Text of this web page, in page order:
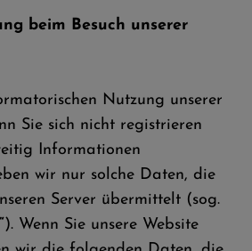
beim Besuch unserer
Nutzung unserer
Sie sich nicht registrieren
Informationen
wir nur solche Daten, die
Server übermittelt (sog.
). Wenn Sie unsere Website